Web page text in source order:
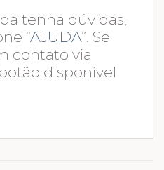
tenha dúvidas,
“AJUDA”. Se
contato via
disponível